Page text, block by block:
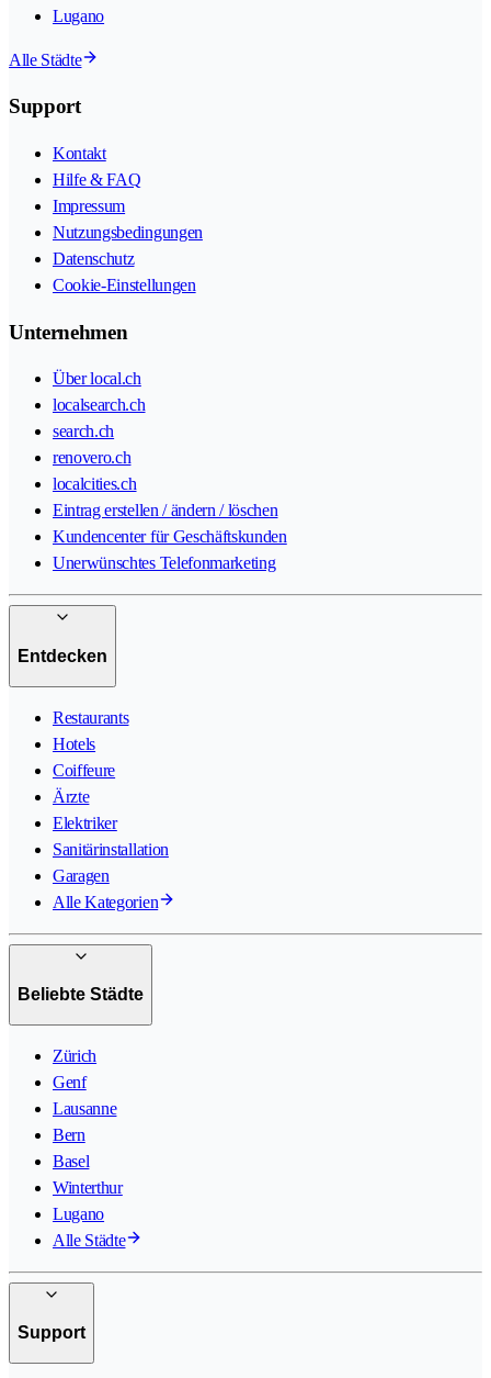
Lugano
Alle Städte
Support
Kontakt
Hilfe & FAQ
Impressum
Nutzungsbedingungen
Datenschutz
Cookie-Einstellungen
Unternehmen
Über local.ch
localsearch.ch
search.ch
renovero.ch
localcities.ch
Eintrag erstellen / ändern / löschen
Kundencenter für Geschäftskunden
Unerwünschtes Telefonmarketing
Entdecken
Restaurants
Hotels
Coiffeure
Ärzte
Elektriker
Sanitärinstallation
Garagen
Alle Kategorien
Beliebte Städte
Zürich
Genf
Lausanne
Bern
Basel
Winterthur
Lugano
Alle Städte
Support